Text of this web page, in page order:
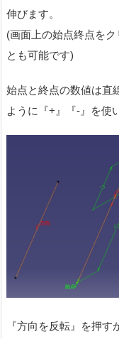
伸びます。
(画面上の始点終点を
とも可能です)
始点と終点の数値は直
ように『+』『-』を使
『方向を反転』を押